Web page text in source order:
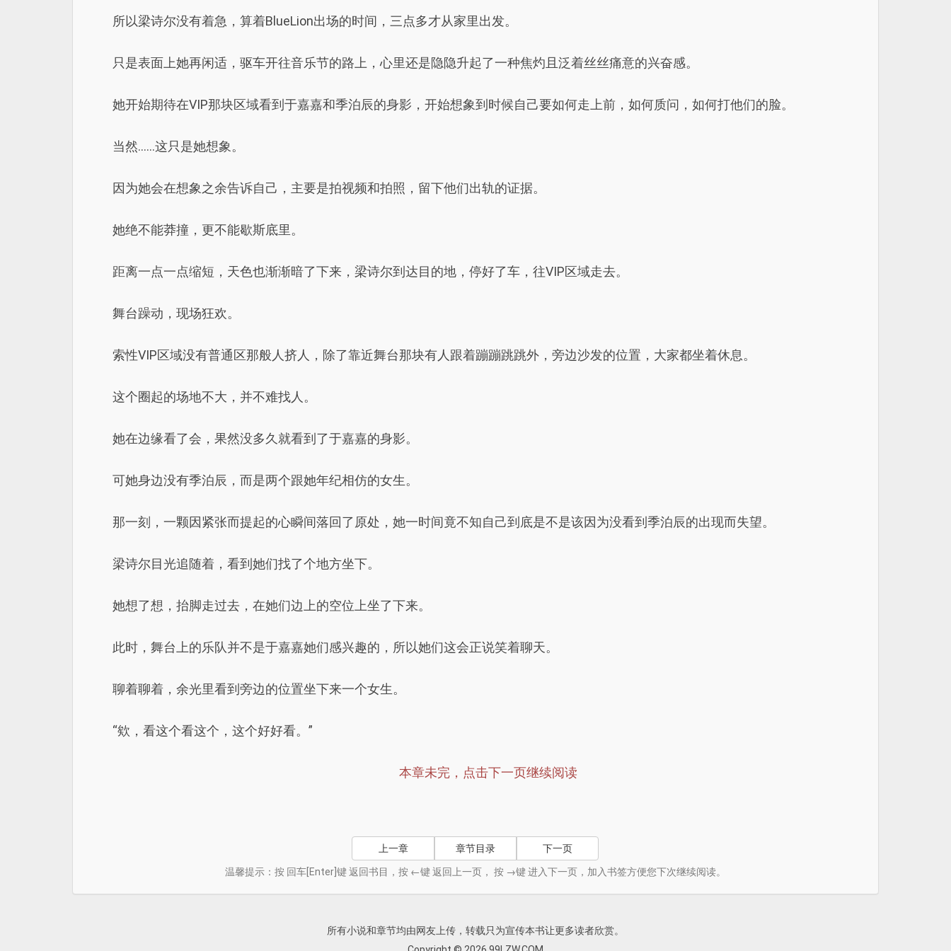
所以梁诗尔没有着急，算着BlueLion出场的时间，三点多才从家里出发。
只是表面上她再闲适，驱车开往音乐节的路上，心里还是隐隐升起了一种焦灼且泛着丝丝痛意的兴奋感。
她开始期待在VIP那块区域看到于嘉嘉和季泊辰的身影，开始想象到时候自己要如何走上前，如何质问，如何打他们的脸。
当然……这只是她想象。
因为她会在想象之余告诉自己，主要是拍视频和拍照，留下他们出轨的证据。
她绝不能莽撞，更不能歇斯底里。
距离一点一点缩短，天色也渐渐暗了下来，梁诗尔到达目的地，停好了车，往VIP区域走去。
舞台躁动，现场狂欢。
索性VIP区域没有普通区那般人挤人，除了靠近舞台那块有人跟着蹦蹦跳跳外，旁边沙发的位置，大家都坐着休息。
这个圈起的场地不大，并不难找人。
她在边缘看了会，果然没多久就看到了于嘉嘉的身影。
可她身边没有季泊辰，而是两个跟她年纪相仿的女生。
那一刻，一颗因紧张而提起的心瞬间落回了原处，她一时间竟不知自己到底是不是该因为没看到季泊辰的出现而失望。
梁诗尔目光追随着，看到她们找了个地方坐下。
她想了想，抬脚走过去，在她们边上的空位上坐了下来。
此时，舞台上的乐队并不是于嘉嘉她们感兴趣的，所以她们这会正说笑着聊天。
聊着聊着，余光里看到旁边的位置坐下来一个女生。
“欸，看这个看这个，这个好好看。”
本章未完，点击下一页继续阅读
上一章 章节目录 下一页
温馨提示：按 回车[Enter]键 返回书目，按 ←键 返回上一页， 按 →键 进入下一页，加入书签方便您下次继续阅读。
所有小说和章节均由网友上传，转载只为宣传本书让更多读者欣赏。